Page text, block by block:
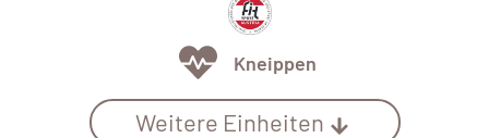
Kneippen
Weitere Einheiten